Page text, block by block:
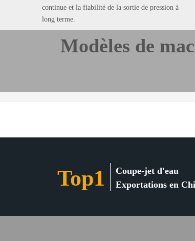
continue et la fiabilité de la sortie de pression à
long terme.
Modèles de
Top1
Coupe-jet d'eau
Exportations en